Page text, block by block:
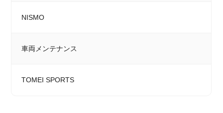
NISMO
車両メンテナンス
TOMEI SPORTS